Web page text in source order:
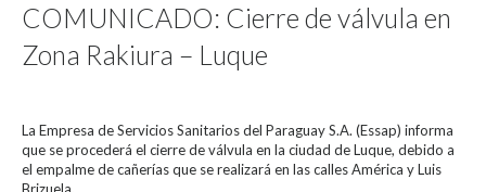
COMUNICADO: Cierre de válvula en
Zona Rakiura – Luque
La Empresa de Servicios Sanitarios del Paraguay S.A. (Essap) informa
que se procederá el cierre de válvula en la ciudad de Luque, debido a
el empalme de cañerías que se realizará en las calles América y Luis
Brizuela.